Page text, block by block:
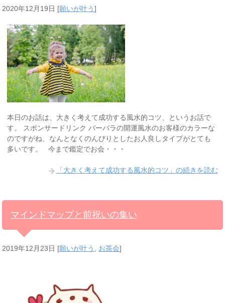
2020年12月19日 [願いが叶う]
本日のお話は、大きく考えて成功する風水的コツ、というお話で
す。 スポンサードリンク バーバラの開運風水のお客様のカラーな
のですがね、なんとなくのんびりとしたお人良しタイプがとても
多いです。 今まで鑑定でお会・・・
「大きく考えて成功する風水的コツ」の続きを読む
マインドマップと前祝いの集い
2019年12月23日 [願いが叶う お茶会]